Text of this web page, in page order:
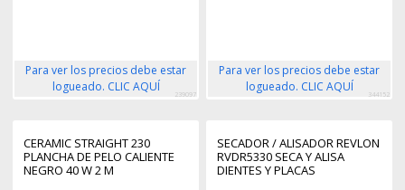
Para ver los precios debe estar
logueado. CLIC AQUÍ
239097
Para ver los precios debe estar
logueado. CLIC AQUÍ
344152
CERAMIC STRAIGHT 230
PLANCHA DE PELO CALIENTE
NEGRO 40 W 2 M
SECADOR / ALISADOR REVLON
RVDR5330 SECA Y ALISA
DIENTES Y PLACAS